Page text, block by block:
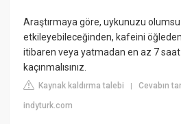
Araştırmaya göre, uykunuzu
etkileyebileceğinden, kafeini
itibaren veya yatmadan en az 7
kaçınmalısınız.
Kaynak kaldırma talebi |Cevabın
indyturk.com